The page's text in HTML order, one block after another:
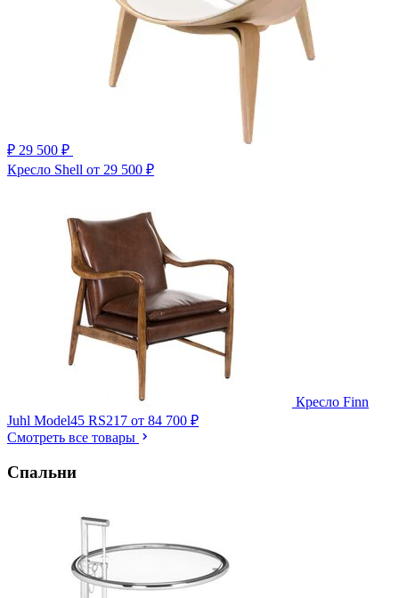
₽ 29 500 ₽
Кресло Shell от 29 500 ₽
Кресло Finn
Juhl Model45 RS217 от 84 700 ₽
Смотреть все товары
Спальни